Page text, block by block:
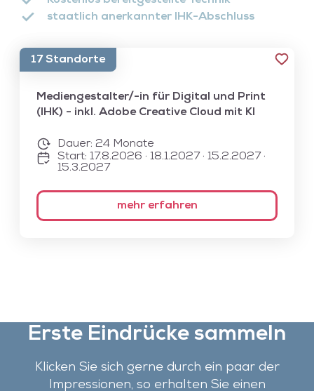
staatlich anerkannter IHK-Abschluss
Erweiterte Suche
Suche
System unterstützt. Um die Suchfunktion nutzen zu
können, müssen Sie der Datenschutzerklärung zustimmen
und die entsprechenden Cookies akzeptieren.
17 Standorte
Mediengestalter/-in für Digital und Print
(IHK) - inkl. Adobe Creative Cloud mit KI
Dauer: 24 Monate
Start: 17.8.2026 · 18.1.2027 · 15.2.2027 ·
15.3.2027
mehr erfahren
Erste Eindrücke sammeln
Klicken Sie sich gerne durch ein paar der
Impressionen, so erhalten Sie einen